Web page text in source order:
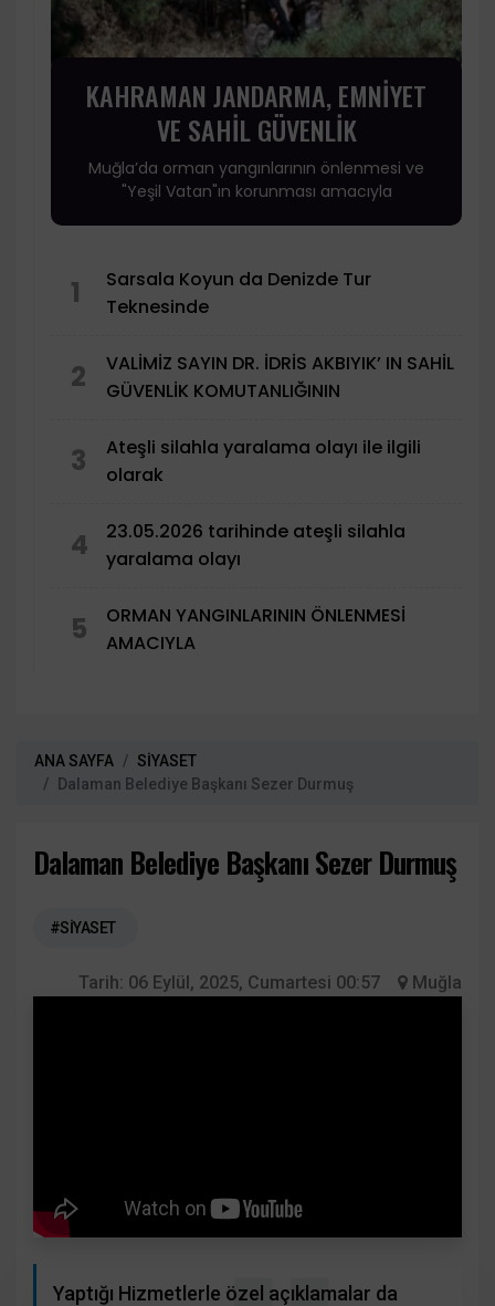
KAHRAMAN JANDARMA, EMNİYET
VE SAHİL GÜVENLİK
Muğla’da orman yangınlarının önlenmesi ve
"Yeşil Vatan"ın korunması amacıyla
1
Sarsala Koyun da Denizde Tur
Teknesinde
2
VALİMİZ SAYIN DR. İDRİS AKBIYIK’ IN SAHİL
GÜVENLİK KOMUTANLIĞININ
3
Ateşli silahla yaralama olayı ile ilgili
olarak
4
23.05.2026 tarihinde ateşli silahla
yaralama olayı
5
ORMAN YANGINLARININ ÖNLENMESİ
AMACIYLA
ANA SAYFA
SİYASET
Dalaman Belediye Başkanı Sezer Durmuş
Dalaman Belediye Başkanı Sezer Durmuş
#SİYASET
Tarih: 06 Eylül, 2025, Cumartesi 00:57 Muğla
Yaptığı Hizmetlerle özel açıklamalar da